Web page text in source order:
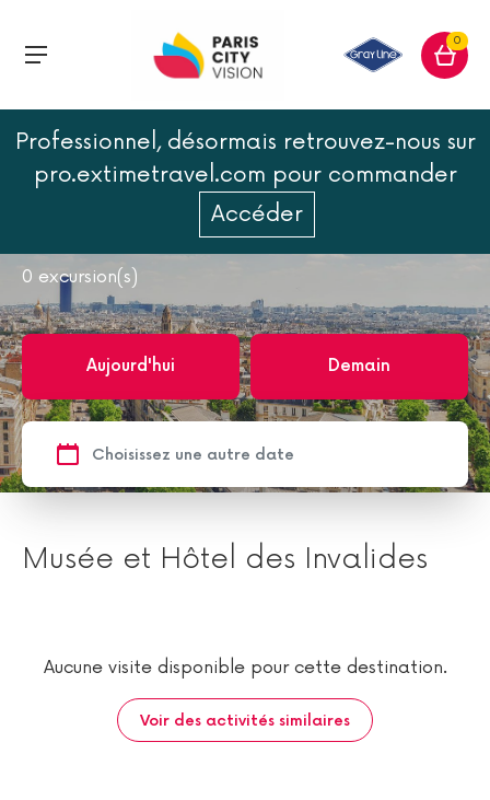
0
Professionnel, désormais retrouvez-nous sur
pro.extimetravel.com pour commander
Accéder
Monuments de Paris
Hôtel des Invalides
Hôtel des Invalides
0 excursion(s)
Aujourd'hui Demain
Musée et Hôtel des Invalides
Aucune visite disponible pour cette destination.
Voir des activités similaires